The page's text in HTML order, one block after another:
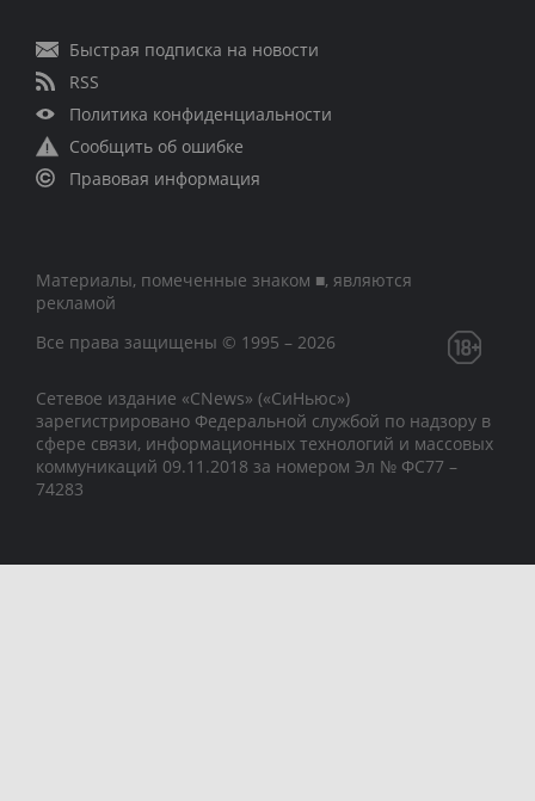
Быстрая подписка на новости
RSS
Политика конфиденциальности
Сообщить об ошибке
Правовая информация
Материалы, помеченные знаком ■, являются
рекламой
Все права защищены © 1995 – 2026
Сетевое издание «CNews» («СиНьюс»)
зарегистрировано Федеральной службой по надзору в
сфере связи, информационных технологий и массовых
коммуникаций 09.11.2018 за номером Эл № ФС77 –
74283